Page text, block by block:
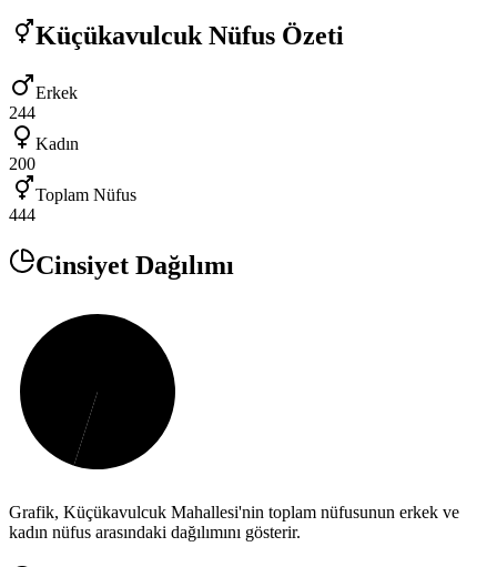
Küçükavulcuk Nüfus Özeti
Erkek
244
Kadın
200
Toplam Nüfus
444
Cinsiyet Dağılımı
Grafik, Küçükavulcuk Mahallesi'nin toplam nüfusunun erkek ve
kadın nüfus arasındaki dağılımını gösterir.